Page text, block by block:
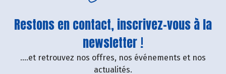
Restons en contact, inscrivez-vous à la
newsletter !
....et retrouvez nos offres, nos événements et nos
actualités.